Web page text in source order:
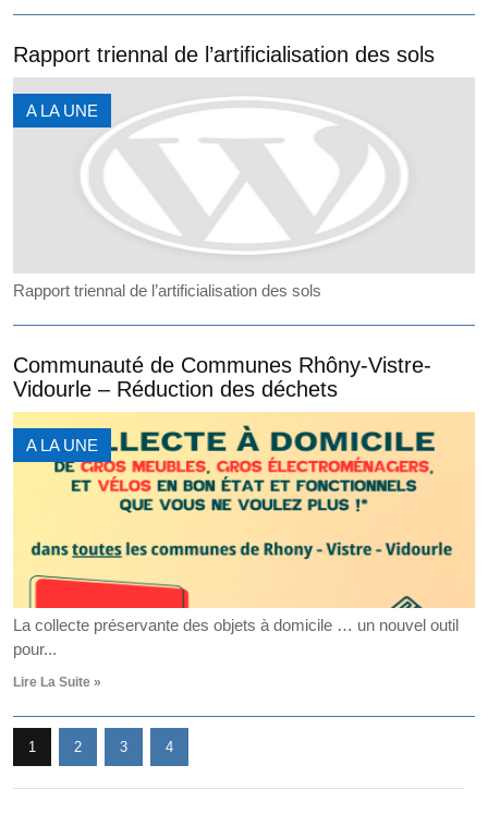
Rapport triennal de l’artificialisation des sols
A LA UNE
Rapport triennal de l’artificialisation des sols
Communauté de Communes Rhôny-Vistre-
Vidourle – Réduction des déchets
A LA UNE
La collecte préservante des objets à domicile … un nouvel outil
pour...
Lire La Suite »
1 2 3 4